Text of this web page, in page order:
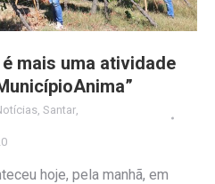
mais uma atividade
Santar
hoje, pela manhã, em